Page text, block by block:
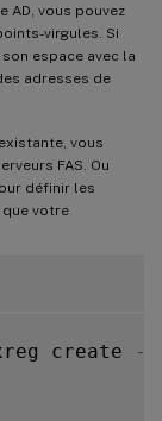
AD, vous pouvez
virgules. Si
espace avec la
adresses de
vous
FAS. Ou
définir les
que votre
create -